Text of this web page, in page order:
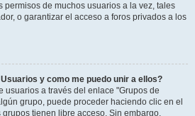
permisos de muchos usuarios a la vez, tales
o garantizar el acceso a foros privados a los
y como me puedo unir a ellos?
usuarios a través del enlace "Grupos de
grupo, puede proceder haciendo clic en el
tienen libre acceso. Sin embargo,